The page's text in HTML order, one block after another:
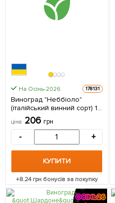
На Осінь-2026 178131
Виноград "Неббіоло"
(італійський винний сорт) 1
саджанець в упаковці
ціна 206 грн
- +
КУПИТИ
+8.24грн бонусів за покупку